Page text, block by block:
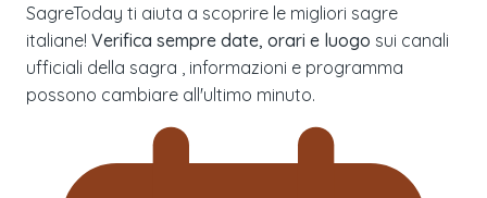
SagreToday ti aiuta a scoprire le migliori sagre
italiane! Verifica sempre date, orari e luogo sui canali
ufficiali della sagra , informazioni e programma
possono cambiare all'ultimo minuto.